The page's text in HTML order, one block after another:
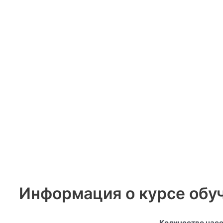
Информация о курсе